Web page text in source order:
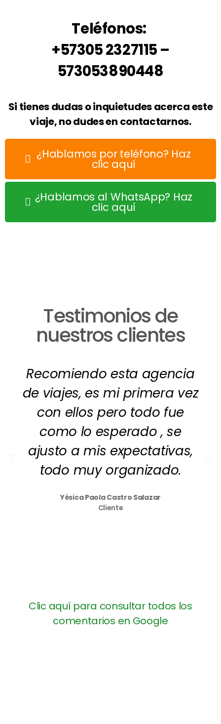
Teléfonos:
+57305 2327115 –
573053890448
Si tienes dudas o inquietudes acerca este
viaje, no dudes en contactarnos.
¿Hablamos por teléfono? Haz
clic aquí
¿Hablamos al WhatsApp? Haz
clic aquí
Testimonios de
nuestros clientes
Recomiendo esta agencia
de viajes, es mi primera vez
con ellos pero todo fue
como lo esperado , se
ajusto a mis expectativas,
todo muy organizado.
Yésica Paola Castro Salazar
Cliente
Clic aquí para consultar todos los
comentarios en Google